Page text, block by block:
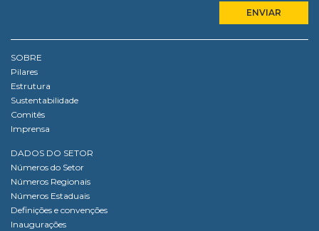
SOBRE
Pilares
Estrutura
Sustentabilidade
Comitês
Imprensa
DADOS DO SETOR
Números do Setor
Números Regionais
Números Estaduais
Definições e convenções
Inaugurações